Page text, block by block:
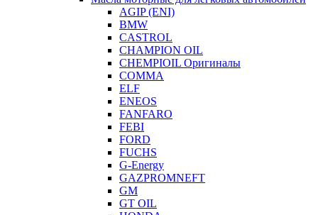
AGIP (ENI)
BMW
CASTROL
CHAMPION OIL
CHEMPIOIL Оригиналы
COMMA
ELF
ENEOS
FANFARO
FEBI
FORD
FUCHS
G-Energy
GAZPROMNEFT
GM
GT OIL